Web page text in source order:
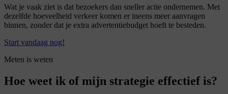
Wat je vaak ziet is dat bezoekers dan sneller actie ondernemen. Met
dezelfde hoeveelheid verkeer komen er ineens meer aanvragen
binnen, zonder dat je extra advertentiebudget hoeft te besteden.
Start vandaag nog!
Meten is weten
Hoe weet ik of mijn strategie effectief is?